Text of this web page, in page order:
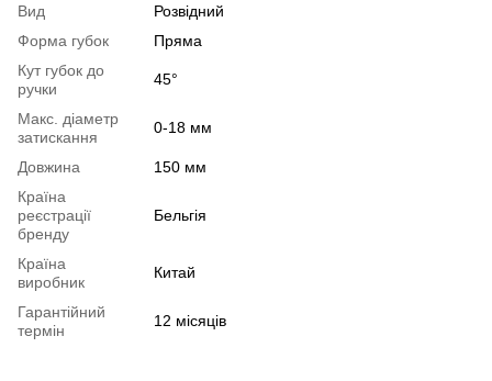
Вид
Розвідний
Форма губок
Пряма
Кут губок до
ручки
45°
Макс. діаметр
затискання
0-18 мм
Довжина
150 мм
Країна
реєстрації
бренду
Бельгія
Країна
виробник
Китай
Гарантійний
термін
12 місяців